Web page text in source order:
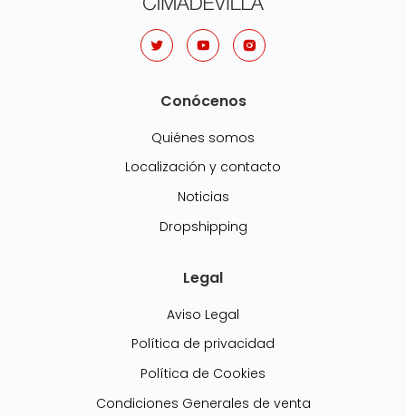
Conócenos
Quiénes somos
Localización y contacto
Noticias
Dropshipping
Legal
Aviso Legal
Política de privacidad
Política de Cookies
Condiciones Generales de venta